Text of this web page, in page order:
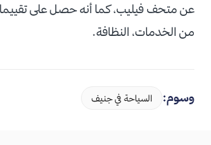
عن متحف فيليب، كما أنه حصل على
من الخدمات، النظافة.
وسوم: السياحة في جنيف